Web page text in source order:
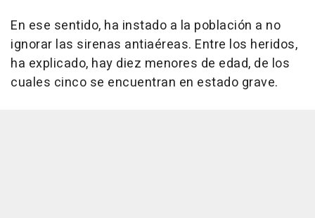
En ese sentido, ha instado a la población a no
ignorar las sirenas antiaéreas. Entre los heridos,
ha explicado, hay diez menores de edad, de los
cuales cinco se encuentran en estado grave.